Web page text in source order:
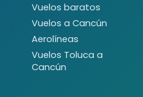
Vuelos baratos
Vuelos a Cancún
Aerolíneas
Vuelos Toluca a
Cancún